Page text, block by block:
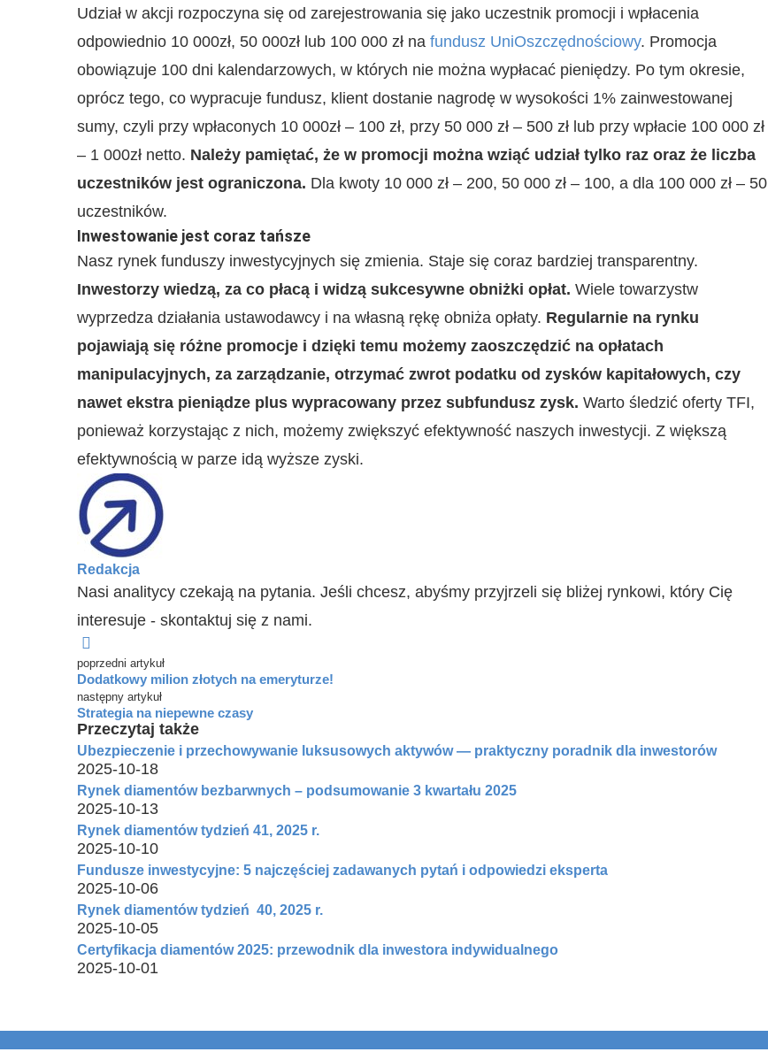
Udział w akcji rozpoczyna się od zarejestrowania się jako uczestnik promocji i wpłacenia
odpowiednio 10 000zł, 50 000zł lub 100 000 zł na fundusz UniOszczędnościowy. Promocja
obowiązuje 100 dni kalendarzowych, w których nie można wypłacać pieniędzy. Po tym okresie,
oprócz tego, co wypracuje fundusz, klient dostanie nagrodę w wysokości 1% zainwestowanej
sumy, czyli przy wpłaconych 10 000zł – 100 zł, przy 50 000 zł – 500 zł lub przy wpłacie 100 000 zł
– 1 000zł netto. Należy pamiętać, że w promocji można wziąć udział tylko raz oraz że liczba
uczestników jest ograniczona. Dla kwoty 10 000 zł – 200, 50 000 zł – 100, a dla 100 000 zł – 50
uczestników.
Inwestowanie jest coraz tańsze
Nasz rynek funduszy inwestycyjnych się zmienia. Staje się coraz bardziej transparentny.
Inwestorzy wiedzą, za co płacą i widzą sukcesywne obniżki opłat. Wiele towarzystw
wyprzedza działania ustawodawcy i na własną rękę obniża opłaty. Regularnie na rynku
pojawiają się różne promocje i dzięki temu możemy zaoszczędzić na opłatach
manipulacyjnych, za zarządzanie, otrzymać zwrot podatku od zysków kapitałowych, czy
nawet ekstra pieniądze plus wypracowany przez subfundusz zysk. Warto śledzić oferty TFI,
ponieważ korzystając z nich, możemy zwiększyć efektywność naszych inwestycji. Z większą
efektywnością w parze idą wyższe zyski.
Redakcja
Nasi analitycy czekają na pytania. Jeśli chcesz, abyśmy przyjrzeli się bliżej rynkowi, który Cię
interesuje - skontaktuj się z nami.
poprzedni artykuł
Dodatkowy milion złotych na emeryturze!
następny artykuł
Strategia na niepewne czasy
Przeczytaj także
Ubezpieczenie i przechowywanie luksusowych aktywów — praktyczny poradnik dla inwestorów
2025-10-18
Rynek diamentów bezbarwnych – podsumowanie 3 kwartału 2025
2025-10-13
Rynek diamentów tydzień 41, 2025 r.
2025-10-10
Fundusze inwestycyjne: 5 najczęściej zadawanych pytań i odpowiedzi eksperta
2025-10-06
Rynek diamentów tydzień 40, 2025 r.
2025-10-05
Certyfikacja diamentów 2025: przewodnik dla inwestora indywidualnego
2025-10-01